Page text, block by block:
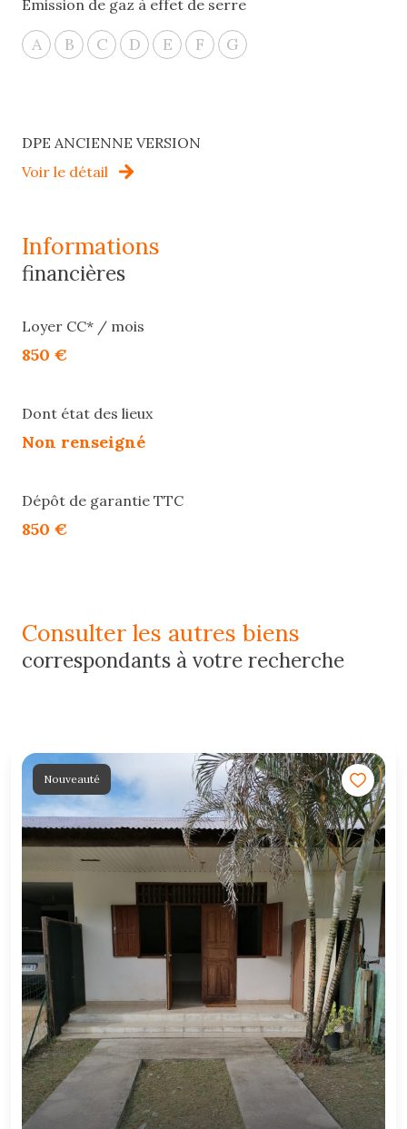
Emission de gaz à effet de serre
A B C D E F G
DPE ANCIENNE VERSION
Voir le détail
informations
financières
Loyer CC* / mois
850 €
Dont état des lieux
Non renseigné
Dépôt de garantie TTC
850 €
consulter les autres biens
correspondants à votre recherche
Nouveauté